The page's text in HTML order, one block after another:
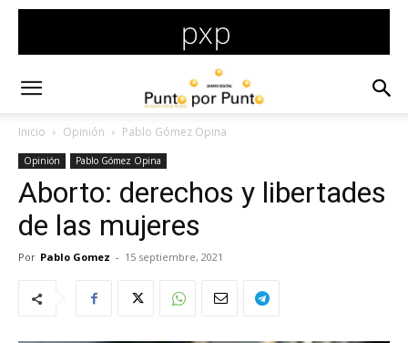
Inicio Opinión Pablo Gómez Opina
Opinión Pablo Gómez Opina
Aborto: derechos y libertades
de las mujeres
Por Pablo Gomez - 15 septiembre, 2021